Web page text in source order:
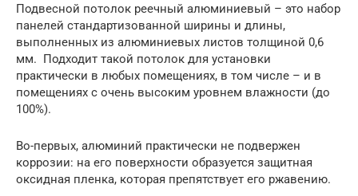
Подвесной потолок реечный алюминиевый – это набор
панелей стандартизованной ширины и длины,
выполненных из алюминиевых листов толщиной 0,6
мм. Подходит такой потолок для установки
практически в любых помещениях, в том числе – и в
помещениях с очень высоким уровнем влажности (до
100%).
Во-первых, алюминий практически не подвержен
коррозии: на его поверхности образуется защитная
оксидная пленка, которая препятствует его ржавению.